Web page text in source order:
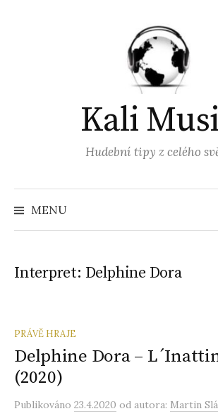
Kali
Hudební tipy z celého
MENU
Interpret: Delphine Dora
PRÁVĚ HRAJE
Delphine Dora –
(2020)
Publikováno 23.4.2020 od autora: Martin